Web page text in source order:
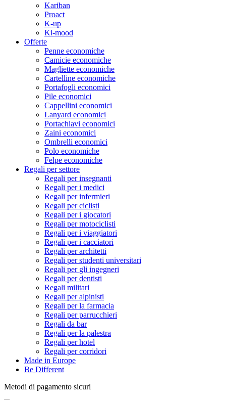
Kariban
Proact
K-up
Ki-mood
Offerte
Penne economiche
Camicie economiche
Magliette economiche
Cartelline economiche
Portafogli economici
Pile economici
Cappellini economici
Lanyard economici
Portachiavi economici
Zaini economici
Ombrelli economici
Polo economiche
Felpe economiche
Regali per settore
Regali per insegnanti
Regali per i medici
Regali per infermieri
Regali per ciclisti
Regali per i giocatori
Regali per motociclisti
Regali per i viaggiatori
Regali per i cacciatori
Regali per architetti
Regali per studenti universitari
Regali per gli ingegneri
Regali per dentisti
Regali militari
Regali per alpinisti
Regali per la farmacia
Regali per parrucchieri
Regali da bar
Regali per la palestra
Regali per hotel
Regali per corridori
Made in Europe
Be Different
Metodi di pagamento sicuri